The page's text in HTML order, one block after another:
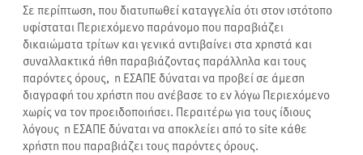
Σε περίπτωση, που διατυπωθεί καταγγελία ότι στον ιστότοπο
υφίσταται Περιεχόμενο παράνομο που παραβιάζει
δικαιώματα τρίτων και γενικά αντιβαίνει στα χρηστά και
συναλλακτικά ήθη παραβιάζοντας παράλληλα και τους
παρόντες όρους, η ΕΣΑΠΕ δύναται να προβεί σε άμεση
διαγραφή του χρήστη που ανέβασε το εν λόγω Περιεχόμενο
χωρίς να τον προειδοποιήσει. Περαιτέρω για τους ίδιους
λόγους η ΕΣΑΠΕ δύναται να αποκλείει από το site κάθε
χρήστη που παραβιάζει τους παρόντες όρους.